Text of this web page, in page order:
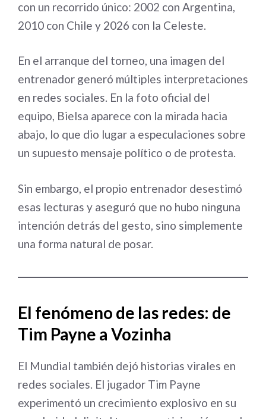
con un recorrido único: 2002 con Argentina,
2010 con Chile y 2026 con la Celeste.
En el arranque del torneo, una imagen del
entrenador generó múltiples interpretaciones
en redes sociales. En la foto oficial del
equipo, Bielsa aparece con la mirada hacia
abajo, lo que dio lugar a especulaciones sobre
un supuesto mensaje político o de protesta.
Sin embargo, el propio entrenador desestimó
esas lecturas y aseguró que no hubo ninguna
intención detrás del gesto, sino simplemente
una forma natural de posar.
El fenómeno de las redes: de
Tim Payne a Vozinha
El Mundial también dejó historias virales en
redes sociales. El jugador Tim Payne
experimentó un crecimiento explosivo en su